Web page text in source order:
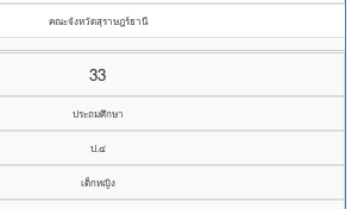
คณะจังหวัดสุราษฎร์ธานี
33
ประถมศึกษา
ป.๔
เด็กหญิง